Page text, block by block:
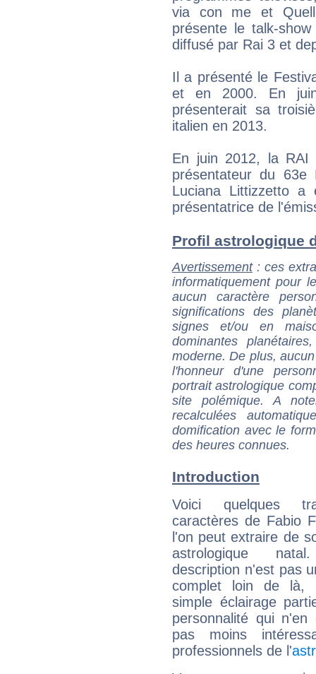
via con me et
présente le talk-
diffusé par Rai 3 et
Il a présenté le
et en 2000. En
présenterait sa
italien en 2013.
En juin 2012, la RAI
présentateur du 63e
Luciana Littizzetto a
présentatrice de
Profil astrologique
Avertissement: ces
informatiquement pour
aucun caractère
significations des
signes et/ou en
dominantes
moderne. De plus,
l'honneur d'une
portrait astrologique
site polémique. A
recalculées
domification avec le
des heures connues.
Introduction
Voici quelques
caractères de Fabio
l'on peut extraire de
astrologique
description n'est pas
complet loin de là,
simple éclairage
personnalité qui n'en
pas moins
professionnels de l'